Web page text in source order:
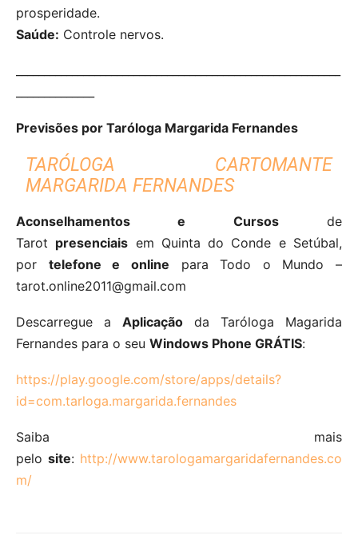
prosperidade.
Saúde: Controle nervos.
Previsões por Taróloga Margarida Fernandes
TARÓLOGA CARTOMANTE
MARGARIDA FERNANDES
Aconselhamentos e Cursosde
Tarot presenciais em Quinta do Conde e Setúbal,
por telefone e online para Todo o Mundo –
tarot.online2011@gmail.com
Descarregue a Aplicação da Taróloga Magarida
Fernandes para o seu Windows Phone GRÁTIS:
https://play.google.com/store/apps/details?
id=com.tarloga.margarida.fernandes
Saiba mais
pelo site: http://www.tarologamargaridafernandes.co
m/